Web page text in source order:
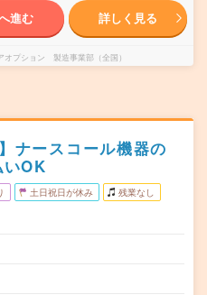
進む 詳しく見る
オプション 製造事業部（全国）
ナースコール機器の
OK
土日祝日が休み 残業なし